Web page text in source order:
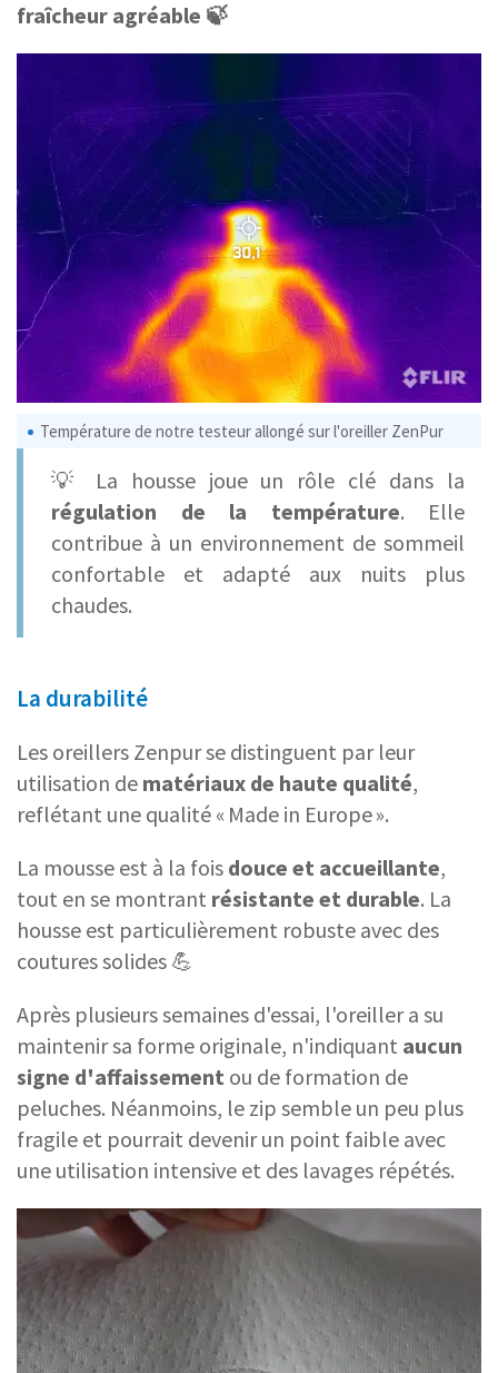
fraîcheur agréable 🍃
Température de notre testeur allongé sur l'oreiller ZenPur
💡 La housse joue un rôle clé dans la
régulation de la température. Elle
contribue à un environnement de sommeil
confortable et adapté aux nuits plus
chaudes.
La durabilité
Les oreillers Zenpur se distinguent par leur
utilisation de matériaux de haute qualité,
reflétant une qualité « Made in Europe ».
La mousse est à la fois douce et accueillante,
tout en se montrant résistante et durable. La
housse est particulièrement robuste avec des
coutures solides 💪
Après plusieurs semaines d'essai, l'oreiller a su
maintenir sa forme originale, n'indiquant aucun
signe d'affaissement ou de formation de
peluches. Néanmoins, le zip semble un peu plus
fragile et pourrait devenir un point faible avec
une utilisation intensive et des lavages répétés.